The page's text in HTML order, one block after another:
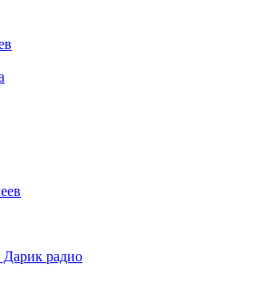
Дарик радио